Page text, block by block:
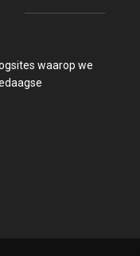
waarop we